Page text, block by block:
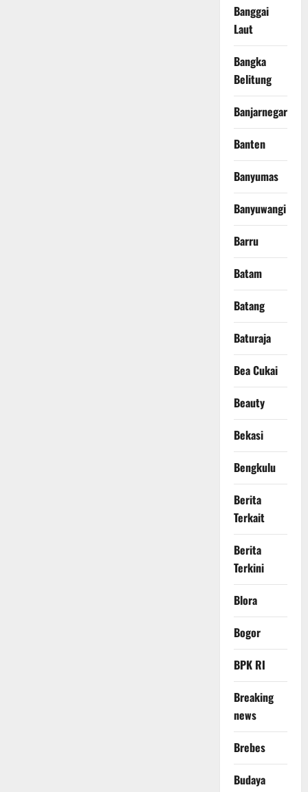
Banggai
Laut
Bangka
Belitung
Banjarnegara
Banten
Banyumas
Banyuwangi
Barru
Batam
Batang
Baturaja
Bea Cukai
Beauty
Bekasi
Bengkulu
Berita
Terkait
Berita
Terkini
Blora
Bogor
BPK RI
Breaking
news
Brebes
Budaya